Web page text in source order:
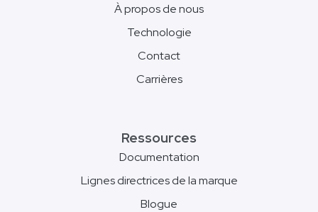
À propos de nous
Technologie
Contact
Carrières
Ressources
Documentation
Lignes directrices de la marque
Blogue